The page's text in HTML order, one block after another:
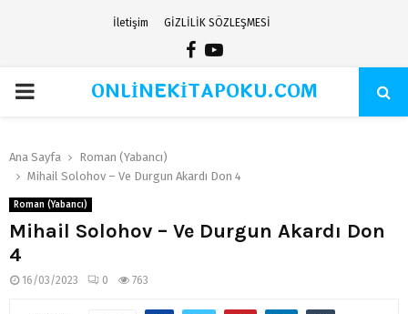
İletişim GİZLİLİK SÖZLEŞMESİ
Facebook
Youtube
PRIMARYONLİNEKİTAPOKU.COM
Ana Sayfa
Roman (Yabancı)
Mihail Solohov – Ve Durgun Akardı Don 4
Roman (Yabancı)
Mihail Solohov – Ve Durgun Akardı Don
4
16/03/2023 0 763